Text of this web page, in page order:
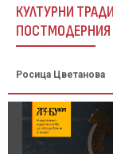
КУЛТУРНИ
ПОСТМОДЕРНИЯ
Росица Цветанова